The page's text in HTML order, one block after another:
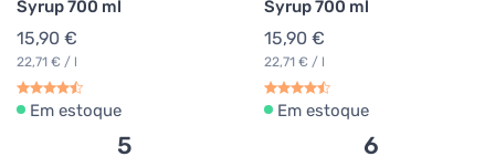
Syrup 700 ml
15,90 €
22,71 € / l
Em estoque
Syrup 700 ml
15,90 €
22,71 € / l
Em estoque
5 6